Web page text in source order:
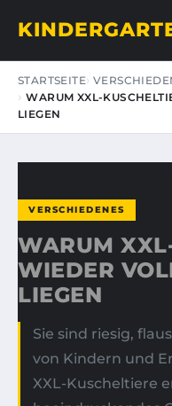
STARTSEITE
WARUM XXL-
LIEGEN
VERSCHIEDENES
WARUM
WIEDER
LIEGEN
Sie sind riesig,
von Kindern und
XXL-Kuscheltiere